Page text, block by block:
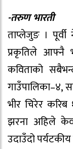
-तरुण भारती
ताप्लेजुङ ।
प्रकृतिले आफ्नै
कविताको
गाउँपालिका–४,
भीर चिरेर
झरना अहिले
उदाउँदो